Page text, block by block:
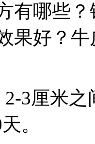
有哪些
果好？
2-3厘米
。